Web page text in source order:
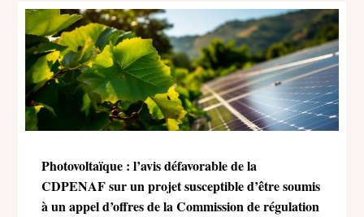
Photovoltaïque : l’avis défavorable de la
CDPENAF sur un projet susceptible d’être soumis
à un appel d’offres de la Commission de régulation